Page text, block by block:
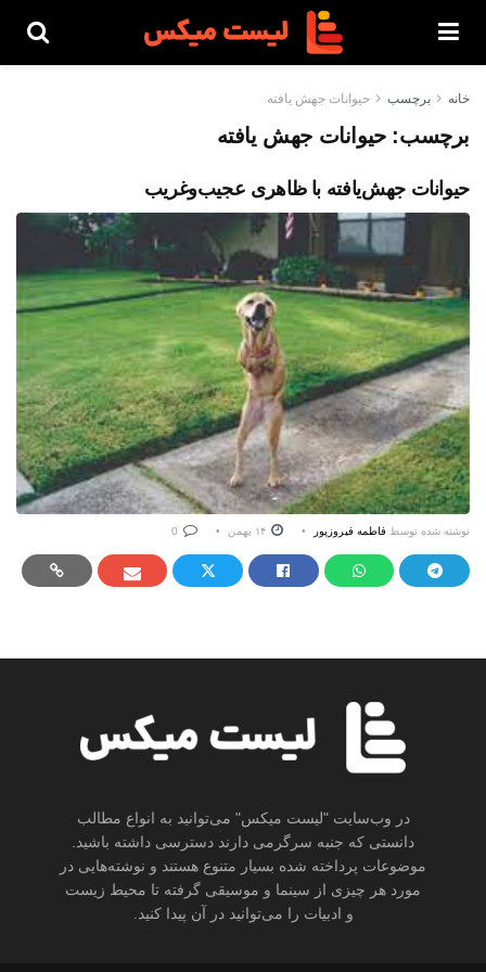
خانه برچسب حیوانات جهش یافته
برچسب:حیوانات جهش یافته
حیوانات جهش‌یافته با ظاهری عجیب‌وغریب
نوشته شده توسط فاطمه فیروزپور
در وب‌سایت "لیست میکس" می‌توانید به انواع مطالب
دانستی که جنبه سرگرمی دارند دسترسی داشته باشید.
موضوعات پرداخته شده بسیار متنوع هستند و نوشته‌هایی در
مورد هر چیزی از سینما و موسیقی گرفته تا محیط زیست
و ادبیات را می‌توانید در آن پیدا کنید.